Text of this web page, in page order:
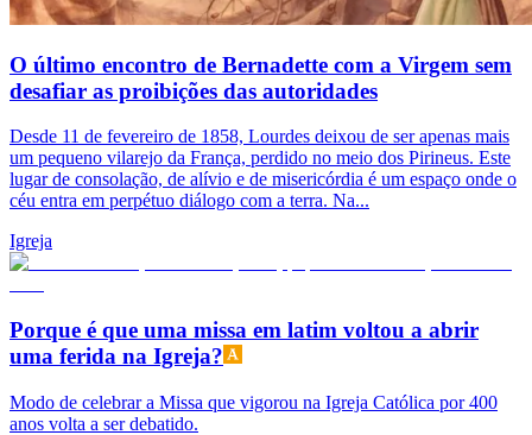
O último encontro de Bernadette com a Virgem sem
desafiar as proibições das autoridades
Desde 11 de fevereiro de 1858, Lourdes deixou de ser apenas mais
um pequeno vilarejo da França, perdido no meio dos Pirineus. Este
lugar de consolação, de alívio e de misericórdia é um espaço onde o
céu entra em perpétuo diálogo com a terra. Na...
Igreja
Porque é que uma missa em latim voltou a abrir
uma ferida na Igreja?
Modo de celebrar a Missa que vigorou na Igreja Católica por 400
anos volta a ser debatido.